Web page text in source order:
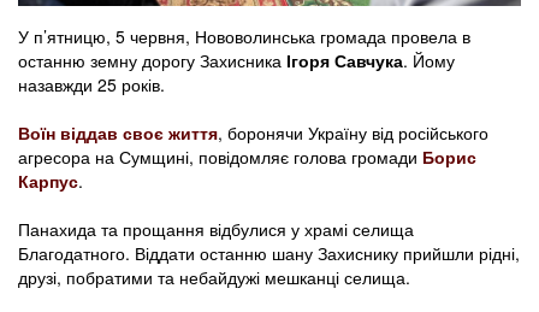
У п’ятницю, 5 червня, Нововолинська громада провела в
останню земну дорогу Захисника Ігоря Савчука. Йому
назавжди 25 років.
Воїн віддав своє життя, боронячи Україну від російського
агресора на Сумщині, повідомляє голова громади Борис
Карпус.
Панахида та прощання відбулися у храмі селища
Благодатного. Віддати останню шану Захиснику прийшли рідні,
друзі, побратими та небайдужі мешканці селища.